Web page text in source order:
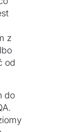
z
od
do